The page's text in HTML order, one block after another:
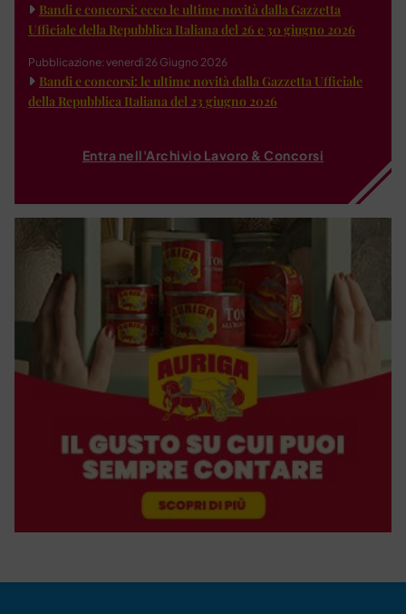
Bandi e concorsi: ecco le ultime novità dalla Gazzetta
Ufficiale della Repubblica Italiana del 26 e 30 giugno 2026
Pubblicazione: venerdì 26 Giugno 2026
Bandi e concorsi: le ultime novità dalla Gazzetta Ufficiale
della Repubblica Italiana del 23 giugno 2026
Entra nell'Archivio Lavoro & Concorsi